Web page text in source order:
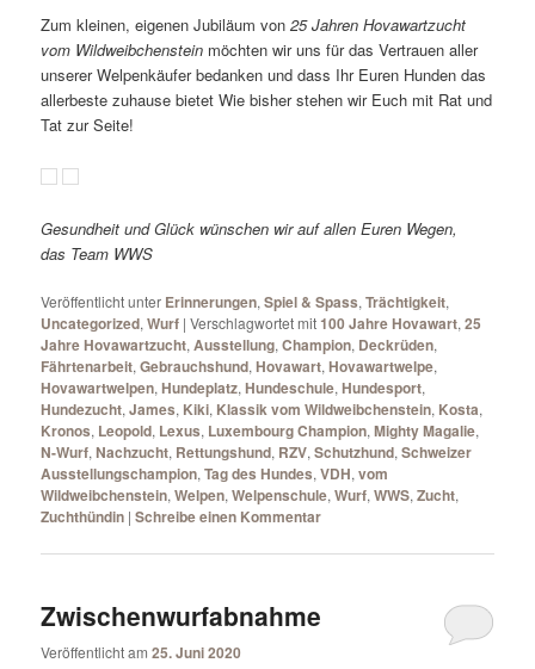
Zum kleinen, eigenen Jubiläum von25 Jahren Hovawartzucht
vom Wildweibchenstein möchten wir uns für das Vertrauen aller
unserer Welpenkäufer bedanken und dass Ihr Euren Hunden das
allerbeste zuhause bietet Wie bisher stehen wir Euch mit Rat und
Tat zur Seite!
Gesundheit und Glück wünschen wir auf allen Euren Wegen,
das Team WWS
Veröffentlicht unter Erinnerungen,Spiel & Spass,Trächtigkeit,
Uncategorized,Wurf |Verschlagwortet mit100 Jahre Hovawart,25
Jahre Hovawartzucht,Ausstellung,Champion, Deckrüden,
Fährtenarbeit,Gebrauchshund,Hovawart,Hovawartwelpe,
Hovawartwelpen,Hundeplatz,Hundeschule,Hundesport,
Hundezucht,James, Kiki, Klassik vom Wildweibchenstein, Kosta,
Kronos, Leopold, Lexus, Luxembourg Champion,Mighty Magalie,
N-Wurf,Nachzucht, Rettungshund, RZV,Schutzhund,Schweizer
Ausstellungschampion,Tag des Hundes,VDH,vom
Wildweibchenstein,Welpen,Welpenschule,Wurf,WWS,Zucht,
Zuchthündin |Schreibe einen Kommentar
Zwischenwurfabnahme
Veröffentlicht am25. Juni 2020